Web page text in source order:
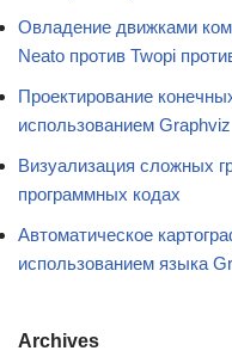
Овладение движками
Neato против Twopi
Проектирование
использованием Graphviz
Визуализация сложных
программных кодах
Автоматическое
использованием языка
Archives